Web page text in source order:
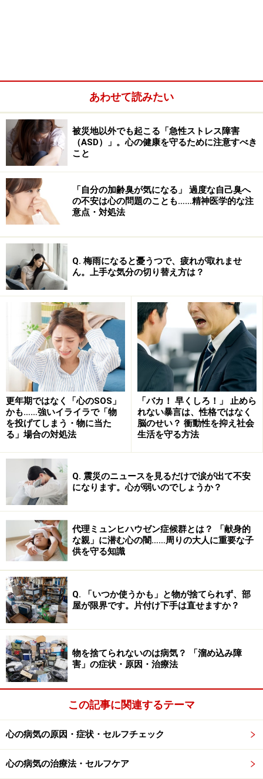
それでその「恐怖症」は、実は精神疾患の中では最も頻
度の高い問題の１つです。その頻度に関しては、仮に
100人の人がいれば、そのうちの5～10人に関しては、日
常、強い不安や恐怖を覚える何かがあり、それに対する
恐怖症が成立していると推定されています。
今回は恐怖の対象が、小さな穴の集合体やブツブツなど
の、いわゆる「集合体恐怖症（トライポフォビア）」を
詳しく解説します。
＜目次＞
恐怖症とは……何かに強い嫌悪感や恐怖感を覚えすぎる
問題
集合体恐怖症とは……小さな穴の集合体に恐怖する気持
ち
恐怖症の好発年齢・原因……別のものへの恐怖感が影響
し悪化することも
恐怖症は克服すべき？ 治し方と治療の目安
集合体恐怖症とは……小さな穴の集合体に恐
怖する気持ち
まず、「集合体恐怖症」「トライポフォビア」といった
言葉はいかにも病名らしく聞こえるかもしれませんが、
まだ正式な病名ではないことを始めに指摘しておきま
す。「トライポフォビア」の「フォビア（phobia）」と
は英語で「恐怖症」を指す語です。精神医学で何らかの
恐怖症を言う際、一般的に
で「フォビア」の前につけてあらわします。
所恐怖はクラストフォビア、水への恐怖はハイドロフォ
ビアといった具合です。これと同じ具合に作られた言葉
が「トライポフォビア」で、「トライポ」は「小さな
穴」を表すギリシア語から来ています。
そうした小さな穴がブツブツ集まる、蜂の巣や蓮の実な
どが苦手な人は、かなり以前からいたはずですが、それ
を意味する集合体恐怖症が世間に出てきたのは、比較的
あわせて読みたい
被災地以外でも起こる「急性ストレス障害
（ASD）」。心の健康を守るために注意すべき
こと
「自分の加齢臭が気になる」 過度な自己臭へ
の不安は心の問題のことも……精神医学的な注
意点・対処法
Q. 梅雨になると憂うつで、疲れが取れませ
ん。上手な気分の切り替え方は？
更年期ではなく「心のSOS」
かも……強いイライラで「物
を投げてしまう・物に当た
る」場合の対処法
「バカ！ 早くしろ！」 止めら
れない暴言は、性格ではなく
脳のせい？ 衝動性を抑え社会
生活を守る方法
Q. 震災のニュースを見るだけで涙が出て不安
になります。心が弱いのでしょうか？
代理ミュンヒハウゼン症候群とは？ 「献身的
な親」に潜む心の闇……周りの大人に重要な子
供を守る知識
Q. 「いつか使うかも」と物が捨てられず、部
屋が限界です。片付け下手は直せますか？
物を捨てられないのは病気？ 「溜め込み障
害」の症状・原因・治療法
この記事に関連するテーマ
心の病気の原因・症状・セルフチェック
心の病気の治療法・セルフケア